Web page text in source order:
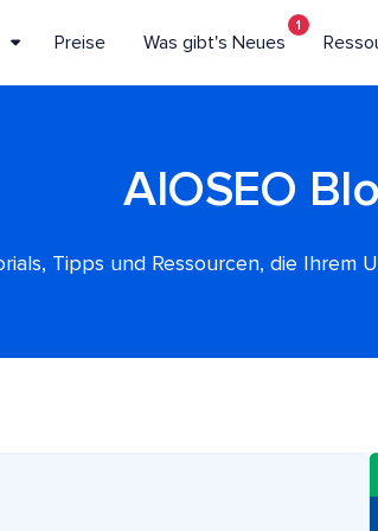
Preise Was gibt's Neues
1
AIOSEO
Tipps und Ressourcen, die Ihrem